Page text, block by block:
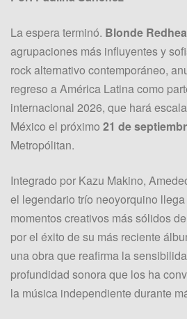
La espera terminó. Blonde
agrupaciones más influyentes y
rock alternativo contemporáneo,
regreso a América Latina como
internacional 2026, que hará
México el próximo 21 de
Metropólitan.
Integrado por Kazu Makino,
el legendario trío neoyorquino
momentos creativos más sólidos
por el éxito de su más reciente
una obra que reafirma la
profundidad sonora que los ha
la música independiente durante